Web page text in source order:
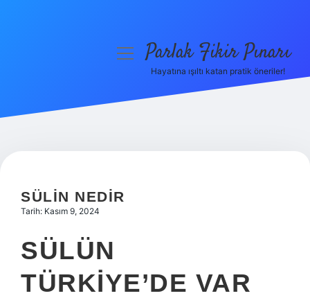
Hakkımızda
menüyüParlak Fikir Pınarı
Hayatına ışıltı katan pratik öneriler!
SÜLIN NEDIR
Tarih: Kasım 9, 2024
SÜLÜN
TÜRKIYE’DE VAR